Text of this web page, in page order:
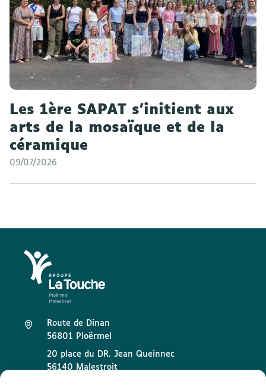
Les 1ère SAPAT s'initient aux
arts de la mosaïque et de la
céramique
09/07/2026
Route de Dinan
56801 Ploërmel
20 place du DR. Jean Queinnec
56140 Malestroit